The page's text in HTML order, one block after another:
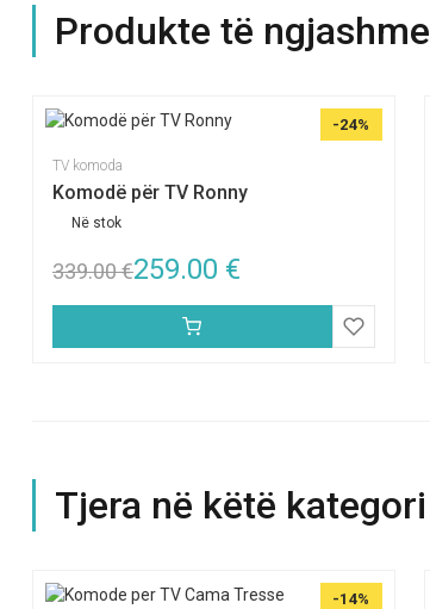
Produkte të ngjashme
-24%
TV komoda
Komodë për TV Ronny
Në stok
339.00€259.00 €
Tjera në këtë kategori
-14%